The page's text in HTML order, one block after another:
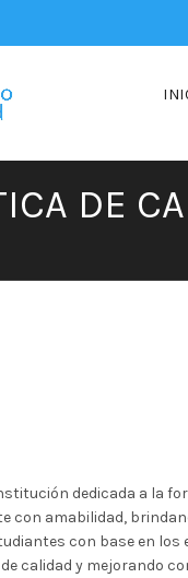
DE
dedicada a la
con amabilidad,
con base en
calidad y mejorando